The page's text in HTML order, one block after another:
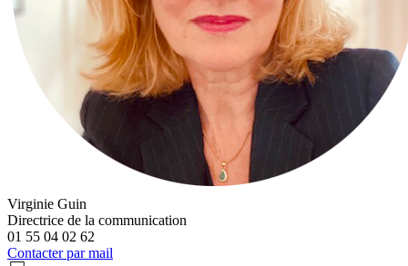
Virginie Guin
Directrice de la communication
01 55 04 02 62
Contacter par mail